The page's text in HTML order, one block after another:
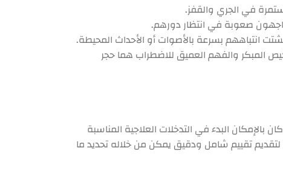
في الجري والقفز.
صعوبة في انتظار دورهم.
انتباههم بسرعة بالأصوات أو الأحداث المحيطة.
المبكر والفهم العميق للاضطراب هما حجر
البدء في التدخلات العلاجية المناسبة
تقييم شامل ودقيق يمكن من خلاله تحديد ما